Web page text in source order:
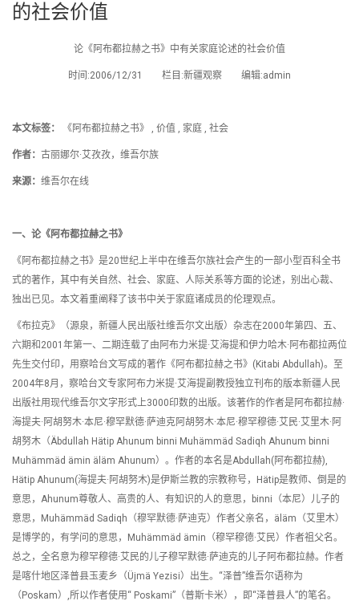
的社会价值
论《阿布都拉赫之书》中有关家庭论述的社会价值
时间:2006/12/31 栏目:新疆观察 编辑:admin
本文标签： 《阿布都拉赫之书》 , 价值 , 家庭 , 社会
作者： 古丽娜尔·艾孜孜，维吾尔族
来源： 维吾尔在线
一、论《阿布都拉赫之书》
《阿布都拉赫之书》是20世纪上半中在维吾尔族社会产生的一部小型百科全书
式的著作，其中有关自然、社会、家庭、人际关系等方面的论述，别出心裁、
独出已见。本文着重阐释了该书中关于家庭诸成员的伦理观点。
《布拉克》（源泉，新疆人民出版社维吾尔文出版）杂志在2000年第四、五、
六期和2001年第一、二期连载了由阿布力米提·艾海提和伊力哈木·阿布都拉两位
先生交付印，用察哈台文写成的著作《阿布都拉赫之书》(Kitabi Abdullah)。至
2004年8月，察哈台文专家阿布力米提·艾海提副教授独立刊布的版本新疆人民
出版社用现代维吾尔文字形式上3000印数的出版。该著作的作者是阿布都拉赫·
海提夫·阿胡努木·本尼·穆罕默德·萨迪克阿胡努木·本尼·穆罕穆德·艾民·艾里木·阿
胡努木（Äbdullah Hätip Ahunum binni Muhämmäd Sadiqh Ahunum binni
Muhämmäd ämin äläm Ahunum）。作者的本名是Abdullah(阿布都拉赫),
Hätip Ahunum(海提夫·阿胡努木)是伊斯兰教的宗教称号，Hätip是教师、倒是的
意思，Ahunum尊敬人、高贵的人、有知识的人的意思，binni（本尼）儿子的
意思，Muhämmäd Sadiqh（穆罕默德·萨迪克）作者父亲名，äläm（艾里木）
是博学的，有学问的意思，Muhämmäd ämin（穆罕穆德·艾民）作者祖父名。
总之，全名意为穆罕穆德·艾民的儿子穆罕默德·萨迪克的儿子阿布都拉赫。作者
是喀什地区泽普县玉麦乡（Üjmä Yezisi）出生。“泽普”维吾尔语称为
（Poskam）,所以作者使用“ Poskami”（普斯卡米），即“泽普县人”的笔名。